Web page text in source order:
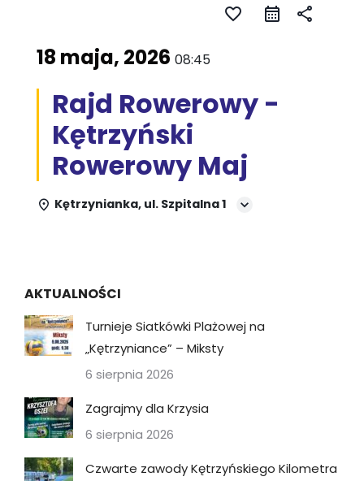
favorite_border share
18 maja, 2026 08:45
Rajd Rowerowy -
Kętrzyński
Rowerowy Maj
Kętrzynianka, ul. Szpitalna 1
AKTUALNOŚCI
Turnieje Siatkówki Plażowej na
„Kętrzyniance” – Miksty
6 sierpnia 2026
Zagrajmy dla Krzysia
6 sierpnia 2026
Czwarte zawody Kętrzyńskiego Kilometra